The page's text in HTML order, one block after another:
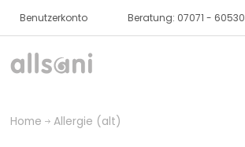
Benutzerkonto Beratung: 07071 - 60530
Home Allergie (alt)